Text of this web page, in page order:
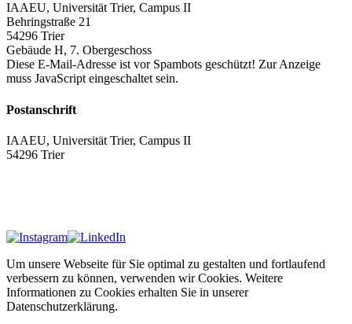
IAAEU, Universität Trier, Campus II
Behringstraße 21
54296 Trier
Gebäude H, 7. Obergeschoss
Diese E-Mail-Adresse ist vor Spambots geschützt! Zur Anzeige
muss JavaScript eingeschaltet sein.
Postanschrift
IAAEU, Universität Trier, Campus II
54296 Trier
Um unsere Webseite für Sie optimal zu gestalten und fortlaufend
verbessern zu können, verwenden wir Cookies. Weitere
Informationen zu Cookies erhalten Sie in unserer
Datenschutzerklärung.